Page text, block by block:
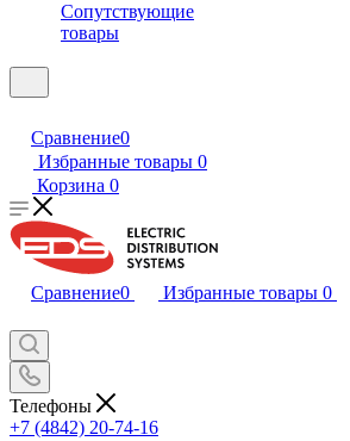
Сопутствующие
товары
Сравнение0
Избранные товары 0
Корзина 0
Сравнение0 Избранные товары 0
Телефоны
+7 (4842) 20-74-16